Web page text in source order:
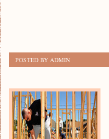
POSTED BY ADMIN